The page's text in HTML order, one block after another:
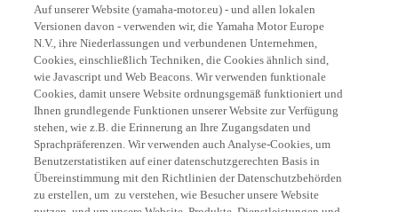
Versionen davon - verwenden wir, die Yamaha Motor Europe
N.V., ihre Niederlassungen und verbundenen Unternehmen,
Cookies, einschließlich Techniken, die Cookies ähnlich sind,
wie Javascript und Web Beacons. Wir verwenden funktionale
Cookies, damit unsere Website ordnungsgemäß funktioniert und
Ihnen grundlegende Funktionen unserer Website zur Verfügung
stehen, wie z.B. die Erinnerung an Ihre Zugangsdaten und
Sprachpräferenzen. Wir verwenden auch Analyse-Cookies, um
Benutzerstatistiken auf einer datenschutzgerechten Basis in
Übereinstimmung mit den Richtlinien der Datenschutzbehörden
zu erstellen, um zu verstehen, wie Besucher unsere Website
nutzen, und um unsere Website, Produkte, Dienstleistungen und